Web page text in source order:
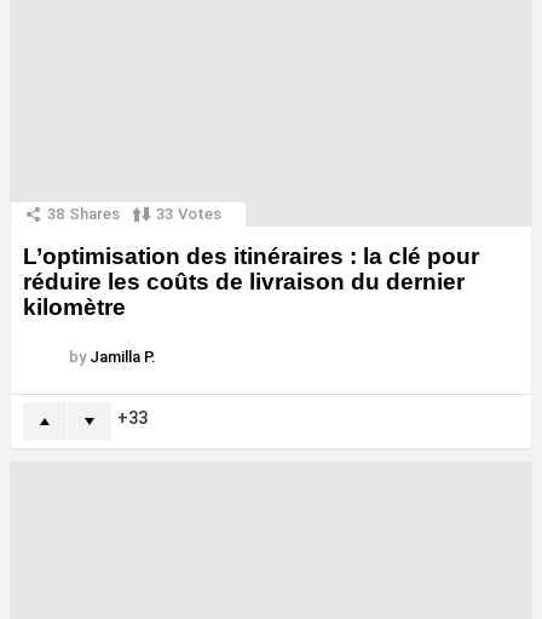
38 Shares 33 Votes
L’optimisation des itinéraires : la clé pour
réduire les coûts de livraison du dernier
kilomètre
by Jamilla P.
33